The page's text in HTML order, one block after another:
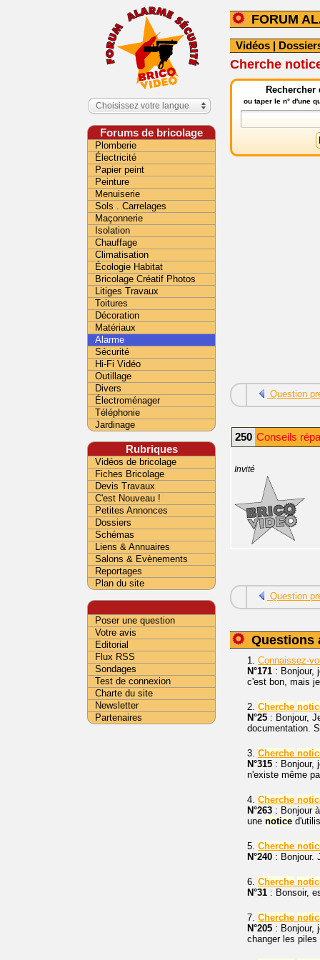
FORUM
Vidéos |
Cherche
ou taper le n° d'une
Question
250 Conseils
Invité
Question
Questions
1. Connaissez-
N°171 : Bonjour,
c'est bon, mais
2. Cherche
N°25 : Bonjour,
documentation.
3. Cherche
N°315 : Bonjour,
n'existe même
4. Cherche
N°263 : Bonjour
une notice
5. Cherche
N°240 : Bonjour.
6. Cherche
N°31 : Bonsoir,
7. Cherche
N°205 : Bonjour,
changer les
Choisissez votre langue
Forums de bricolage
Plomberie
Électricité
Papier peint
Peinture
Menuiserie
Sols . Carrelages
Maçonnerie
Isolation
Chauffage
Climatisation
Écologie Habitat
Bricolage Créatif Photos
Litiges Travaux
Toitures
Décoration
Matériaux
Alarme
Sécurité
Hi-Fi Vidéo
Outillage
Divers
Électroménager
Téléphonie
Jardinage
Rubriques
Vidéos de bricolage
Fiches Bricolage
Devis Travaux
C'est Nouveau !
Petites Annonces
Dossiers
Schémas
Liens & Annuaires
Salons & Evènements
Reportages
Plan du site
Poser une question
Votre avis
Editorial
Flux RSS
Sondages
Test de connexion
Charte du site
Newsletter
Partenaires